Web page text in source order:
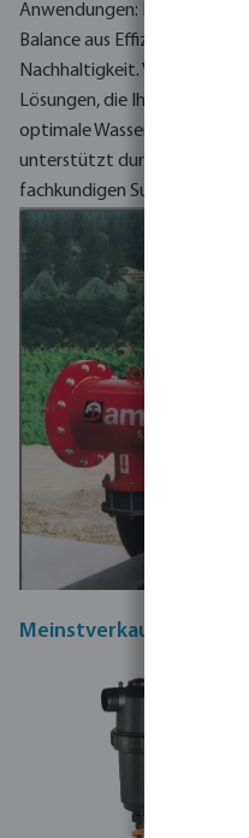
Anwendungen: Die
Balance aus Effizienz,
Nachhaltigkeit.Vertrauen
Lösungen, die Ihre
optimale Wasserqualität und
unterstützt durch führende
fachkundigen Support von
Meinstverkaufte